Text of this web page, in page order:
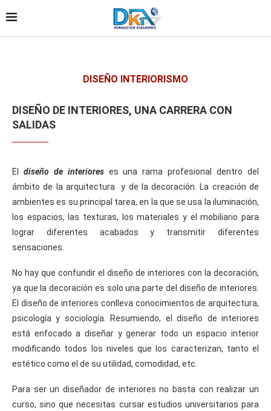
DISEÑO INTERIORISMO
DISEÑO DE INTERIORES, UNA CARRERA CON
SALIDAS
El diseño de interioreses una rama profesional dentro del
ámbito de la arquitectura y de la decoración. La creación de
ambientes es su principal tarea, en la que se usa la iluminación,
los espacios, las texturas, los materiales y el mobiliario para
lograr diferentes acabados y transmitir diferentes
sensaciones.
No hay que confundir el diseño de interiores con la decoración,
ya que la decoración es solo una parte del diseño de interiores.
El diseño de interiores conlleva conocimientos de arquitectura,
psicología y sociología. Resumiendo, el diseño de interiores
está enfocado a diseñar y generar todo un espacio interior
modificando todos los niveles que los caracterizan, tanto el
estético como el de su utilidad, comodidad, etc.
Para ser un diseñador de interiores no basta con realizar un
curso, sino que necesitas cursar estudios universitarios para